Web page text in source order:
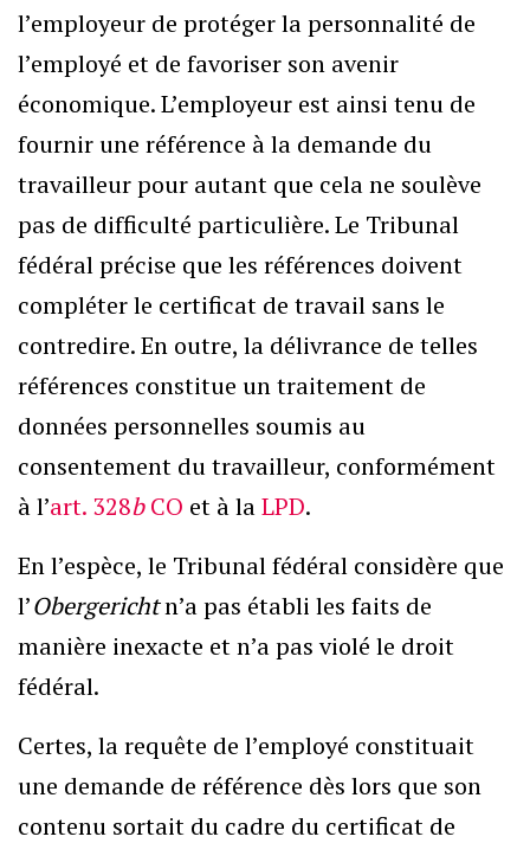
l’employeur de protéger la personnalité de
l’employé et de favoriser son avenir
économique. L’employeur est ainsi tenu de
fournir une référence à la demande du
travailleur pour autant que cela ne soulève
pas de difficulté particulière. Le Tribunal
fédéral précise que les références doivent
compléter le certificat de travail sans le
contredire. En outre, la délivrance de telles
références constitue un traitement de
données personnelles soumis au
consentement du travailleur, conformément
à l’art. 328bCO et à laLPD.
En l’espèce, le Tribunal fédéral considère que
l’Obergerichtn’a pas établi les faits de
manière inexacte et n’a pas violé le droit
fédéral.
Certes, la requête de l’employé constituait
une demande de référence dès lors que son
contenu sortait du cadre du certificat de